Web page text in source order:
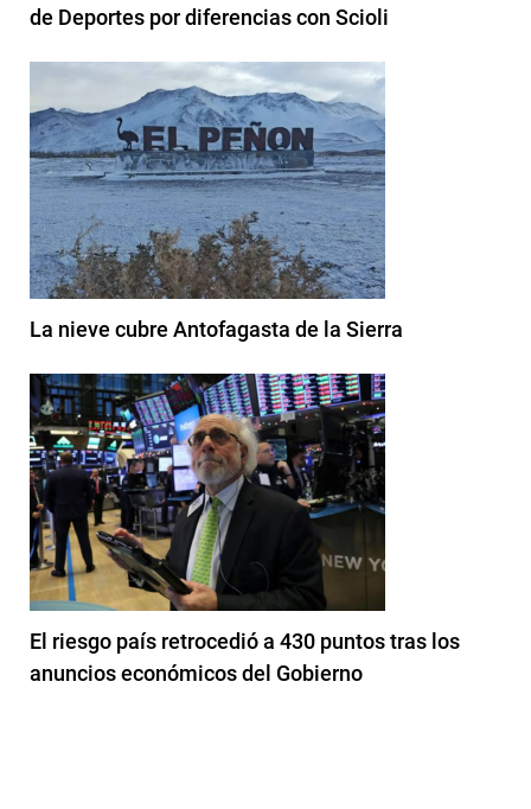
de Deportes por diferencias con Scioli
La nieve cubre Antofagasta de la Sierra
El riesgo país retrocedió a 430 puntos tras los
anuncios económicos del Gobierno